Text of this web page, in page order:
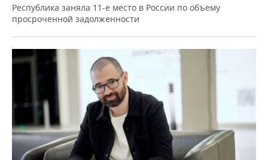
Республика заняла 11-е место в России по объему
просроченной задолженности